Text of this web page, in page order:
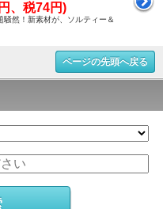
、税74円)
然！新素材が、ソルティー＆
ページの先頭へ戻る